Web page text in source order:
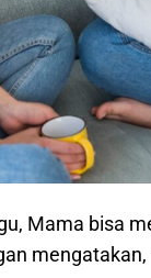
Mama bisa
mengatakan,